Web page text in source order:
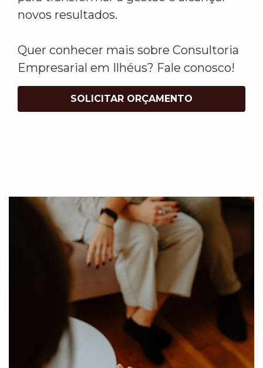
novos resultados.
Quer conhecer mais sobre Consultoria
Empresarial em Ilhéus? Fale conosco!
SOLICITAR ORÇAMENTO